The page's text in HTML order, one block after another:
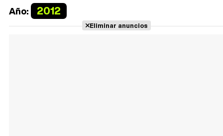
Año: 2012
Eliminar anuncios